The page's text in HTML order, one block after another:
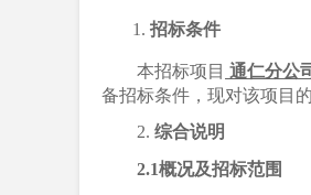
1. 招标条件
本招标项目 通仁分公
备招标条件，现对该项目的
2. 综合说明
2.1概况及招标范围